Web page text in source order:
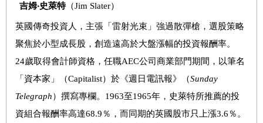
吉姆‧史萊特（Jim Slater）
英國傳奇投資人，主張「雷射光束」強過散彈槍，選股策略
聚焦於小型成長股，創造遠高於大盤漲幅的投資報酬率。
24歲取得會計師資格，任職AEC公司商業部門期間，以筆名
「資本家」（Capitalist）於《週日電訊報》（Sunday
Telegraph）撰寫專欄。1963至1965年，史萊特所推薦的投
資組合報酬率高達68.9％，而同期的英國股市只上漲3.6％。